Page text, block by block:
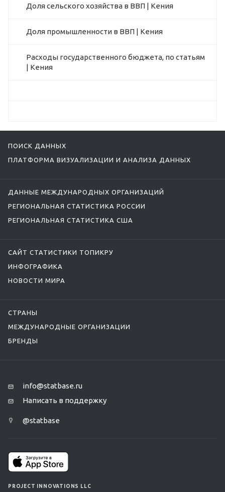
Доля сельского хозяйства в ВВП | Кения
Доля промышленности в ВВП | Кения
Расходы государственного бюджета, по статьям
| Кения
ПОИСК ДАННЫХ
ПЛАТФОРМА ВИЗУАЛИЗАЦИИ И АНАЛИЗА ДАННЫХ
ДАННЫЕ МЕЖДУНАРОДНЫХ ОРГАНИЗАЦИЙ
РЕГИОНАЛЬНАЯ СТАТИСТИКА РОССИИ
РЕГИОНАЛЬНАЯ СТАТИСТИКА США
САЙТ СТАТИСТИКИ ТОПИКРУ
ИНФОГРАФИКА
НОВОСТИ МИРА
СТРАНЫ
МЕЖДУНАРОДНЫЕ ОРГАНИЗАЦИИ
БРЕНДЫ
info@statbase.ru
Написать в поддержку
@statbase
PROJECT INNOVATIONS LLC